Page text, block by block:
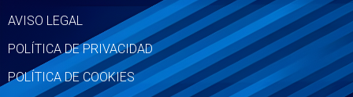
AVISO LEGAL
POLÍTICA DE PRIVACIDAD
POLÍTICA DE COOKIES